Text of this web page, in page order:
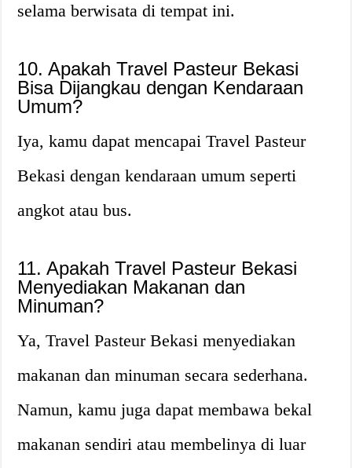
selama berwisata di tempat ini.
10. Apakah Travel Pasteur Bekasi
Bisa Dijangkau dengan Kendaraan
Umum?
Iya, kamu dapat mencapai Travel Pasteur
Bekasi dengan kendaraan umum seperti
angkot atau bus.
11. Apakah Travel Pasteur Bekasi
Menyediakan Makanan dan
Minuman?
Ya, Travel Pasteur Bekasi menyediakan
makanan dan minuman secara sederhana.
Namun, kamu juga dapat membawa bekal
makanan sendiri atau membelinya di luar